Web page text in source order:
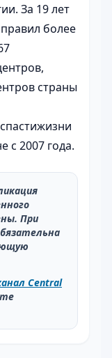
За 19 лет
более
страны
с 2007 года.
При
Central